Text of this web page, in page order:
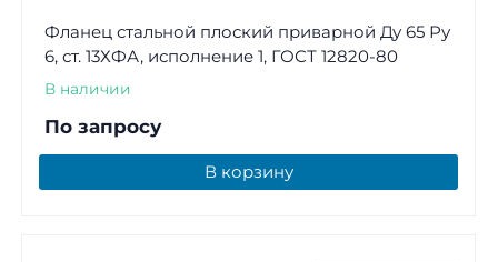
Фланец стальной плоский приварной Ду 65 Ру
6, ст. 13ХФА, исполнение 1, ГОСТ 12820-80
В наличии
По запросу
В корзину